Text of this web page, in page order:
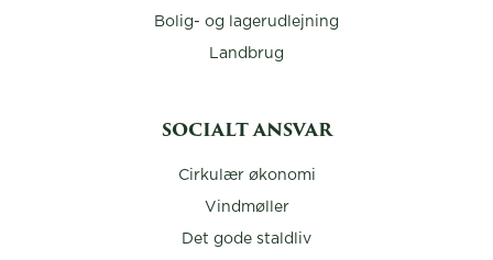
Bolig- og lagerudlejning
Landbrug
SOCIALT ANSVAR
Cirkulær økonomi
Vindmøller
Det gode staldliv